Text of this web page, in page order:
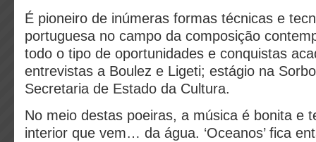
É pioneiro de inúmeras formas técnicas e
portuguesa no campo da composição
todo o tipo de oportunidades e conquistas
entrevistas a Boulez e Ligeti; estágio na
Secretaria de Estado da Cultura.
No meio destas poeiras, a música é bonita e
interior que vem… da água. ‘Oceanos’ fica